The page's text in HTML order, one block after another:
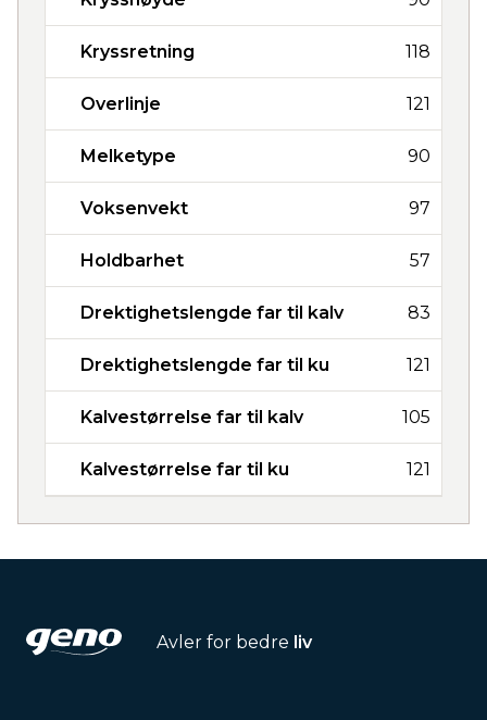
Kryssretning 118
Overlinje 121
Melketype 90
Voksenvekt 97
Holdbarhet 57
Drektighetslengde far til kalv 83
Drektighetslengde far til ku 121
Kalvestørrelse far til kalv 105
Kalvestørrelse far til ku 121
Avler for bedre liv